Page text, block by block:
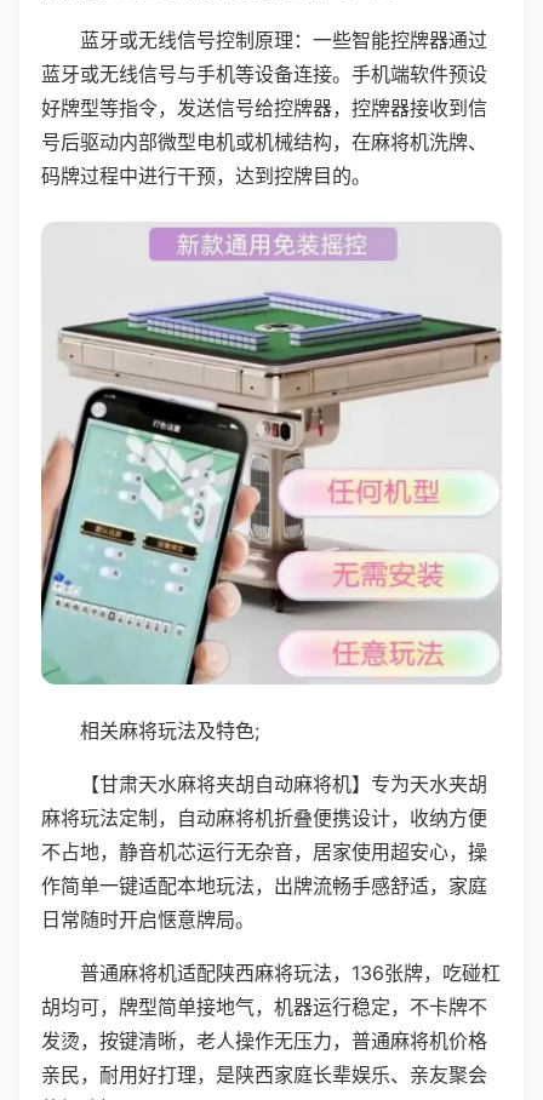
蓝牙或无线信号控制原理：一些智能控牌器通过
蓝牙或无线信号与手机等设备连接。手机端软件预设
好牌型等指令，发送信号给控牌器，控牌器接收到信
号后驱动内部微型电机或机械结构，在麻将机洗牌、
码牌过程中进行干预，达到控牌目的。
相关麻将玩法及特色;
【甘肃天水麻将夹胡自动麻将机】专为天水夹胡
麻将玩法定制，自动麻将机折叠便携设计，收纳方便
不占地，静音机芯运行无杂音，居家使用超安心，操
作简单一键适配本地玩法，出牌流畅手感舒适，家庭
日常随时开启惬意牌局。
普通麻将机适配陕西麻将玩法，136张牌，吃碰杠
胡均可，牌型简单接地气，机器运行稳定，不卡牌不
发烫，按键清晰，老人操作无压力，普通麻将机价格
亲民，耐用好打理，是陕西家庭长辈娱乐、亲友聚会